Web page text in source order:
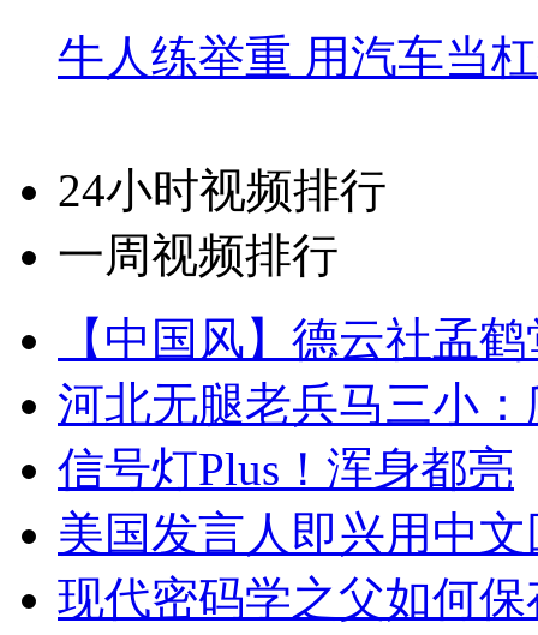
牛人练举重 用汽车当
24小时视频排行
一周视频排行
【中国风】德云社孟
河北无腿老兵马三小
信号灯Plus！浑身都亮
美国发言人即兴用中
现代密码学之父如何